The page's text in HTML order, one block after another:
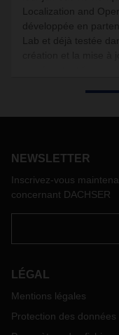
Localization and
développée en
Lab et déjà testée
NEWSLETTER
Inscrivez-vous
concernant DACHSER
LÉGAL
Mentions légales
Protection des données